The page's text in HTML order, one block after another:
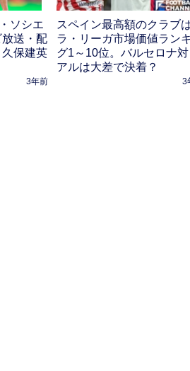
ソシエ
送・配
保建英
3年前
スペイン最高額のクラブ
ラ・リーガ市場価値ラン
グ1～10位。バルセロナ対
アルは大差で決着？
3